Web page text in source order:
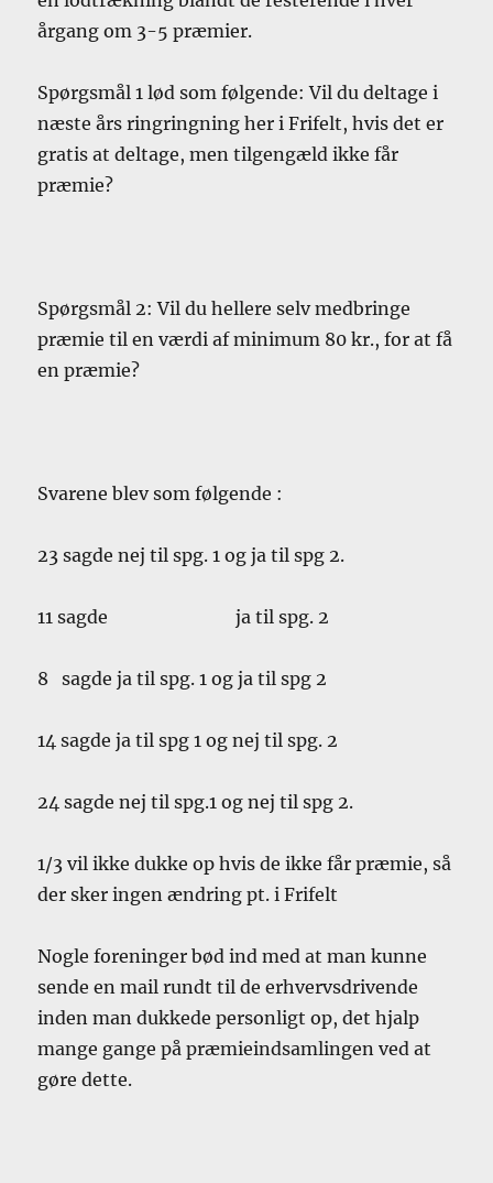
årgang om 3-5 præmier.
Spørgsmål 1 lød som følgende: Vil du deltage i
næste års ringringning her i Frifelt, hvis det er
gratis at deltage, men tilgengæld ikke får
præmie?
Spørgsmål 2: Vil du hellere selv medbringe
præmie til en værdi af minimum 80 kr., for at få
en præmie?
Svarene blev som følgende :
23 sagde nej til spg. 1 og ja til spg 2.
11 sagde ja til spg. 2
8 sagde ja til spg. 1 og ja til spg 2
14 sagde ja til spg 1 og nej til spg. 2
24 sagde nej til spg.1 og nej til spg 2.
1/3 vil ikke dukke op hvis de ikke får præmie, så
der sker ingen ændring pt. i Frifelt
Nogle foreninger bød ind med at man kunne
sende en mail rundt til de erhvervsdrivende
inden man dukkede personligt op, det hjalp
mange gange på præmieindsamlingen ved at
gøre dette.